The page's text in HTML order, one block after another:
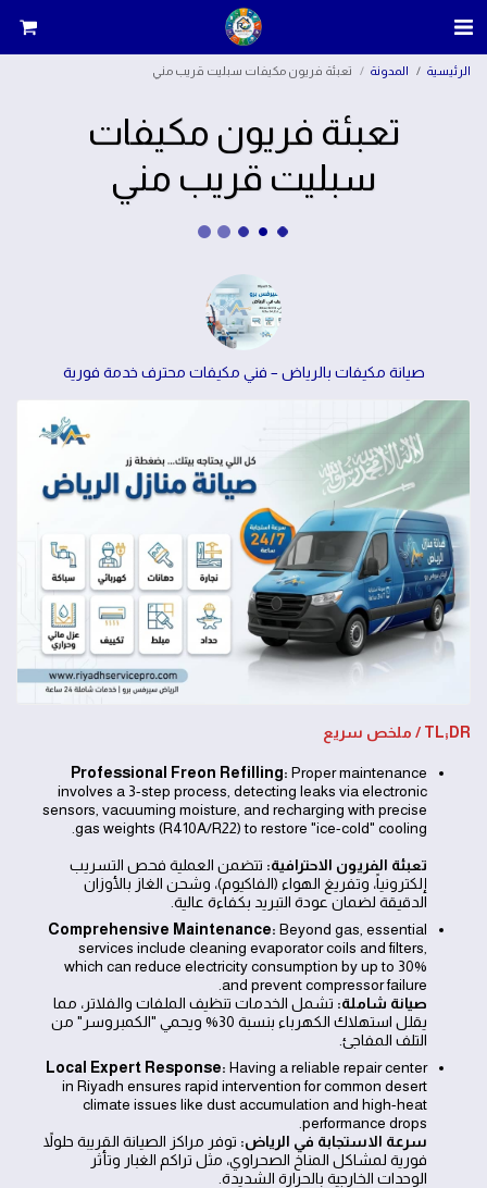
الرئيسية المدونة تعبئة فريون مكيفات سبليت قريب مني
تعبئة فريون مكيفات
سبليت قريب مني
صيانة مكيفات بالرياض – فني مكيفات محترف خدمة فورية
TL;DR / ملخص سريع
Professional Freon Refilling: Proper maintenance
involves a 3-step process, detecting leaks via electronic
sensors, vacuuming moisture, and recharging with precise
تعبئة الفريون الاحترافية: تتضمن العملية فحص التسريب
إلكترونياً، وتفريغ الهواء (الفاكيوم)، وشحن الغاز بالأوزان
الدقيقة لضمان عودة التبريد بكفاءة عالية.
Comprehensive Maintenance: Beyond gas, essential
services include cleaning evaporator coils and filters,
which can reduce electricity consumption by up to 30%
and prevent compressor failure.
صيانة شاملة: تشمل الخدمات تنظيف الملفات والفلاتر، مما
يقلل استهلاك الكهرباء بنسبة 30% ويحمي "الكمبروسر" من
التلف المفاجئ.
Local Expert Response: Having a reliable repair center
in Riyadh ensures rapid intervention for common desert
climate issues like dust accumulation and high-heat
performance drops.
سرعة الاستجابة في الرياض: توفر مراكز الصيانة القريبة حلولاً
فورية لمشاكل المناخ الصحراوي، مثل تراكم الغبار وتأثر
الوحدات الخارجية بالحرارة الشديدة.